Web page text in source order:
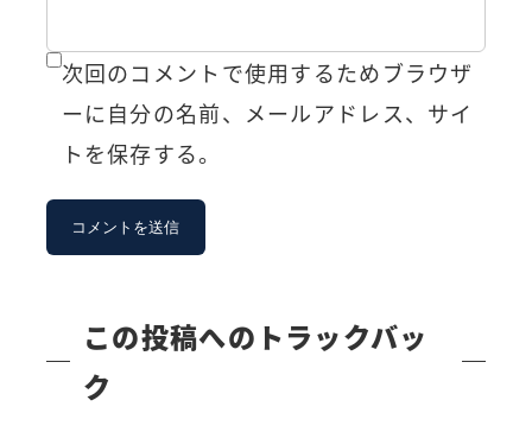
次回のコメントで使用するためブラウザ
ーに自分の名前、メールアドレス、サイ
トを保存する。
この投稿へのトラックバッ
ク